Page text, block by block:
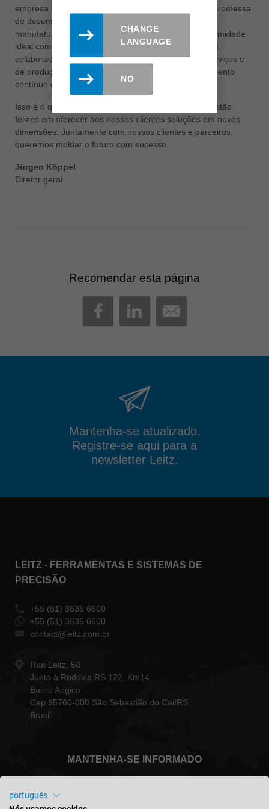
empresa familiar de quinta geração. Fazemos essa promessa
de desempenho como um provedor de serviços de
manufatura e parceiro competente. Garantimos proximidade
ideal com o cliente e suporte competente através dos
colaboradores de nossa rede mundial de vendas, serviços e
de produção. Bem como a alta qualificação e treinamento
contínuo destes colaboradores.
Isso é o que os funcionários da Leitz representam. Estão
felizes em oferecer aos nossos clientes soluções em novas
dimensões. Juntamente com nossos clientes e parceiros,
queremos moldar o futuro com sucesso.
Jürgen Köppel
Diretor geral
Recomendar esta página
FACEBOOK
LINKEDIN
MAIL
Mantenha-se atualizado.
Registre-se aqui para a
newsletter Leitz.
LEITZ - FERRAMENTAS E SISTEMAS DE
PRECISÃO
+55 (51) 3635 6600
+55 (51) 3635 6600
contact@leitz.com.br
Rua Leitz, 50
Junto à Rodovia RS 122, Km14
Bairro Angico
Cep 95760-000 São Sebastião do Cai/RS
Brasil
MANTENHA-SE INFORMADO
CHANGE
LANGUAGE
NO
português